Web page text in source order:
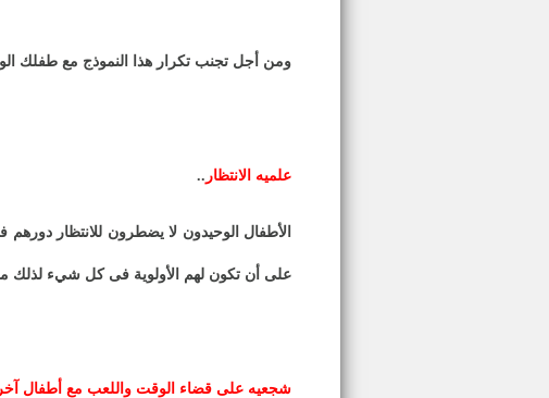
ومن أجل تجنب تكرار هذا النموذج مع طفلك الوحيد إليك 5 نصائح يجب وضعها فى
علميه الانتظار ..
الأطفال الوحيدون لا يضطرون للانتظار
على أن تكون لهم الأولوية فى كل شيء لذلك
شجعيه على قضاء الوقت واللعب مع أطفال